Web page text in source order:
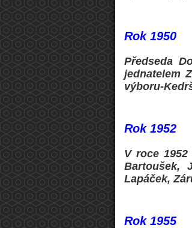
Rok 1950
Předseda
jednatelem
výboru-
Rok 1952
V roce
Bartoušek,
Lapáček,
Rok 1955